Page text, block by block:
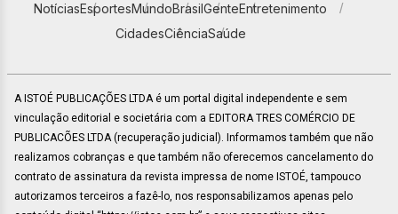
NotíciasEsportesMundoBrasilGenteEntretenimento
CidadesCiênciaSaúde
A ISTOÉ PUBLICAÇÕES LTDA é um portal digital independente e sem
vinculação editorial e societária com a EDITORA TRES COMÉRCIO DE
PUBLICACÕES LTDA (recuperação judicial). Informamos também que não
realizamos cobranças e que também não oferecemos cancelamento do
contrato de assinatura da revista impressa de nome ISTOÉ, tampouco
autorizamos terceiros a fazê-lo, nos responsabilizamos apenas pelo